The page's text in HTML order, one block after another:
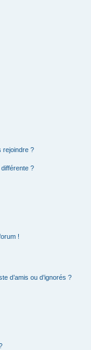
rejoindre ?
?
!
d’amis ou d’ignorés ?